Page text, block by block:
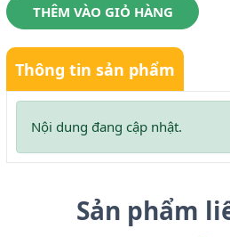
THÊM VÀO GIỎ HÀNG
Thông tin sản phẩm
Nội dung đang cập nhật.
Sản phẩm